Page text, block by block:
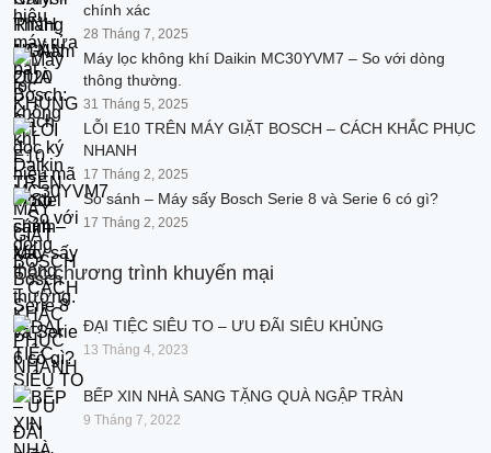
chính xác
28 Tháng 7, 2025
Máy lọc không khí Daikin MC30YVM7 – So với dòng
thông thường.
31 Tháng 5, 2025
LỖI E10 TRÊN MÁY GIẶT BOSCH – CÁCH KHẮC PHỤC
NHANH
17 Tháng 2, 2025
So sánh – Máy sấy Bosch Serie 8 và Serie 6 có gì?
17 Tháng 2, 2025
Các chương trình khuyến mại
ĐẠI TIỆC SIÊU TO – ƯU ĐÃI SIÊU KHỦNG
13 Tháng 4, 2023
BẾP XIN NHÀ SANG TẶNG QUÀ NGẬP TRÀN
9 Tháng 7, 2022